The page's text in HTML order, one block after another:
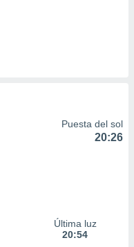
Puesta del sol
20:26
Última luz
20:54